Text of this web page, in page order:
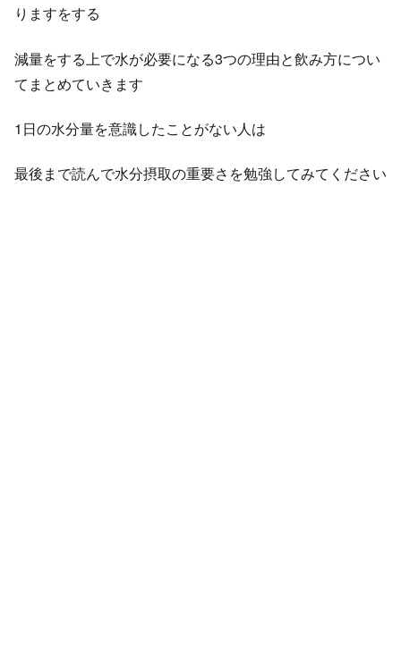
りますをする
減量をする上で水が必要になる3つの理由と飲み方につい
てまとめていきます
1日の水分量を意識したことがない人は
最後まで読んで水分摂取の重要さを勉強してみてください